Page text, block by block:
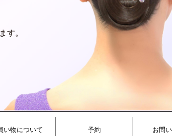
す。
い物について 予約 お問